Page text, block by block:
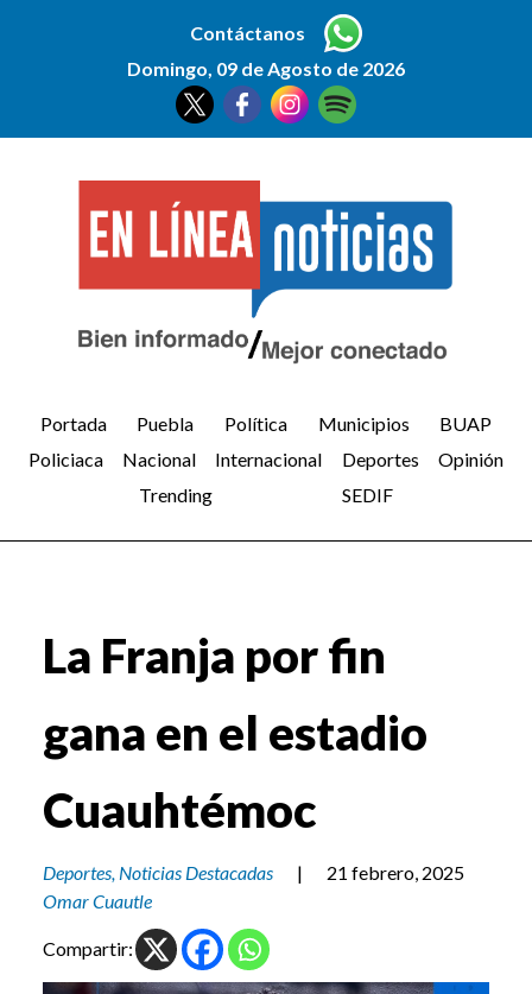
Contáctanos
Domingo, 09 de Agosto de 2026
Portada Puebla Política Municipios
BUAP
Policiaca
Nacional Internacional Deportes
Opinión
Trending
SEDIF
La Franja por fin
gana en el estadio
Cuauhtémoc
Deportes, Noticias Destacadas |
21 febrero, 2025
Omar Cuautle
Compartir: